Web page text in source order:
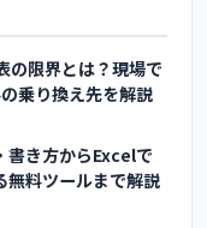
の限界とは？現場で
乗り換え先を解説
書き方からExcelで
無料ツールまで解説